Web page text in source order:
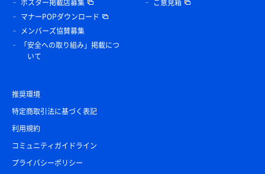
ポスター掲載店募集
マナーPOPダウンロード
メンバーズ協賛募集
「安全への取り組み」掲載につ
いて
ご意見箱
推奨環境
特定商取引法に基づく表記
利用規約
コミュニティガイドライン
プライバシーポリシー